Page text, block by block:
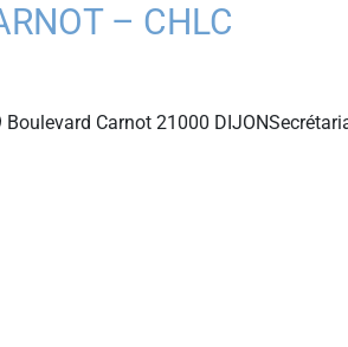
– CHLC
Boulevard Carnot 21000